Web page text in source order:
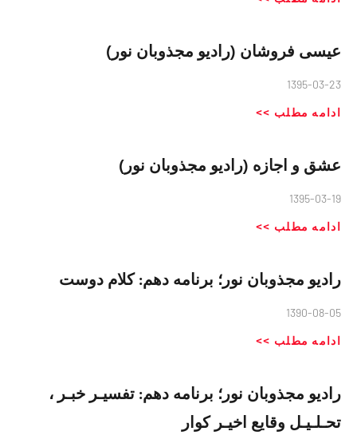
عیسی فروشان (رادیو مجذوبان نور)
1395-03-23
ادامه مطلب >>
عشق و اجازه (رادیو مجذوبان نور)
1395-03-19
ادامه مطلب >>
رادیو مجذوبان نور؛ برنامه دهم: کلام دوست
1390-08-05
ادامه مطلب >>
رادیو مجذوبان نور؛ برنامه دهم: تفسیـر خبـر ،
تحـلـیـل وقایع اخیـر کوار